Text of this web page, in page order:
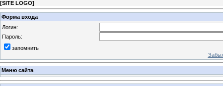
[SITE LOGO]
Форма входа
Логин:
Пароль:
запомнить
Меню сайта